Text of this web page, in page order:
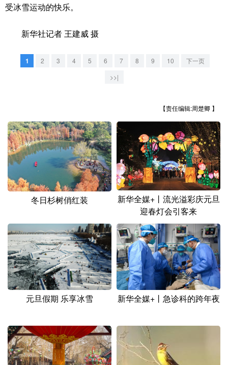
公益
地方频道
江苏
浙江 安徽 福建 江西
山东 河南 湖北 湖南
广东 广西 海南 重庆
四川 贵州 云南 西藏
青海 宁夏
新疆 内蒙古 黑龙江
多语种频道
English Español Français عربى
Deutsch Português
受冰雪运动的快乐。
新华社记者 王建威 摄
1 2 3 4 5 6 7 8 9 10
下一页
>>|
【责任编辑:周楚卿 】
冬日杉树俏红装
新华全媒+丨流光溢彩庆元旦
迎春灯会引客来
元旦假期 乐享冰雪 新华全媒+丨急诊科的跨年夜